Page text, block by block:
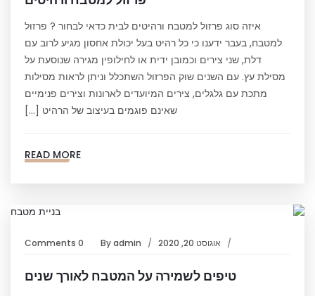
איזה סוג פרזול למטבח ורהיטים לבית כדאי לבחור ? פרזול
למטבח, בעבר ידענו כי כל רהיט בעל יכולת אחסון מגיע לרוב עם
דלת, שני צירים וכמובן ידית או לחילופין מגירה שנוסעת על
מסילת עץ. עם השנים שוק הפרזול השתכלל וניתן לראות מסילות
מתכת עם גלגלים, צירים המיועדים לארונות וצירים פנימיים
שאינם פוגמים בעיצוב של הרהיט […]
READ MORE
אוגוסט 20, 2020 Byadmin
0 Comments
טיפים לשמירה על המטבח לאורך שנים